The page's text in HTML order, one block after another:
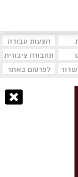
הצעות עבודה
תחבורה ציבורית
לפרסום באתר